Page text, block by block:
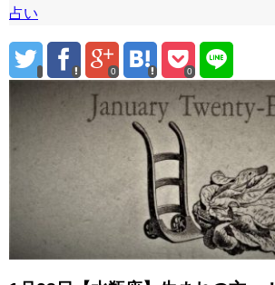
占い
0 0